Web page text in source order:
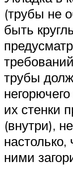
(трубы не
быть
трубы
их стенки
(внутри),
ними